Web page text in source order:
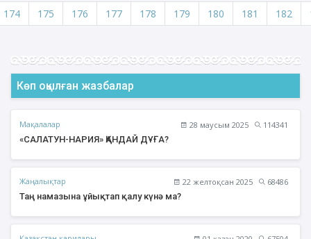
174 175 176 177 178 179 180 181 182
Көп оқылған жазбалар
Мақалалар 28 маусым 2025
114341
«САЛАТУН-НАРИЯ» ҚАНДАЙ ДҰҒА?
Жаңалықтар 22 желтоқсан 2025
68486
Таң намазына ұйықтап қалу күнә ма?